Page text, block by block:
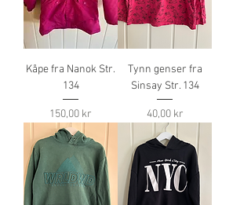
Kåpe fra Nanok Str.
134
Pris
150,00 kr
Tynn genser fra
Sinsay Str. 134
Pris
40,00 kr